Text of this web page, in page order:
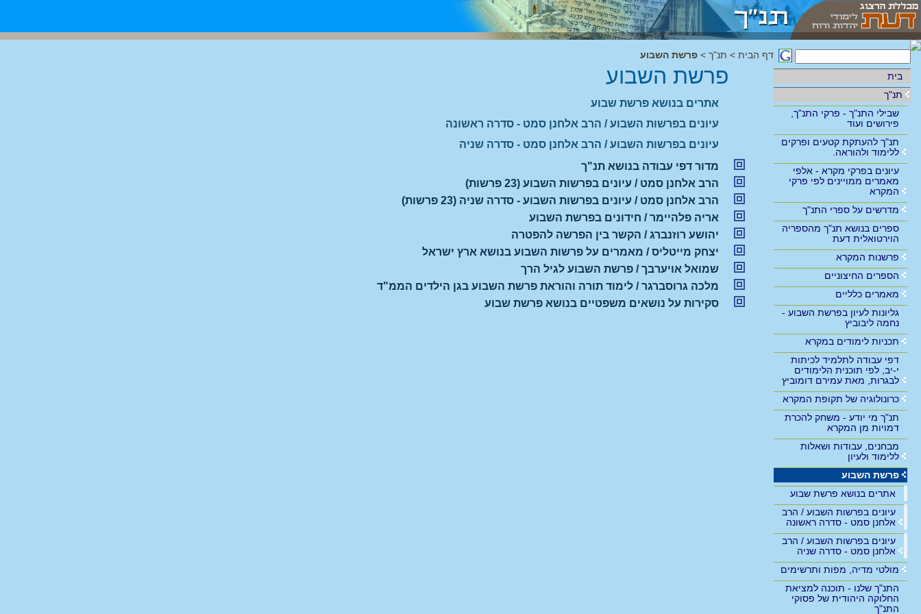
בית
תנ"ך
שבילי התנ"ך - פרקי התנ"ך,
פירושים ועוד
תנ"ך להעתקת קטעים ופרקים
ללימוד ולהוראה.
עיונים בפרקי מקרא - אלפי
מאמרים ממויינים לפי פרקי
המקרא
מדרשים על ספרי התנ"ך
ספרים בנושא תנ"ך מהספריה
הוירטואלית דעת
פרשנות המקרא
הספרים החיצוניים
מאמרים כלליים
גליונות לעיון בפרשת השבוע -
נחמה ליבוביץ
תכניות לימודים במקרא
דפי עבודה לתלמיד לכיתות
י-יב, לפי תוכנית הלימודים
לבגרות, מאת עמירם דומוביץ
כרונולוגיה של תקופת המקרא
תנ"ך מי יודע - משחק להכרת
דמויות מן המקרא
מבחנים, עבודות ושאלות
ללימוד ולעיון
פרשת השבוע
אתרים בנושא פרשת שבוע
עיונים בפרשות השבוע / הרב
אלחנן סמט - סדרה ראשונה
עיונים בפרשות השבוע / הרב
אלחנן סמט - סדרה שניה
מולטי מדיה, מפות ותרשימים
התנ"ך שלנו - תוכנה למציאת
החלוקה היהודית של פסוקי
התנ"ך
דף הבית > תנ"ך > פרשת השבוע
פרשת השבוע
אתרים בנושא פרשת שבוע
עיונים בפרשות השבוע / הרב אלחנן סמט - סדרה ראשונה
עיונים בפרשות השבוע / הרב אלחנן סמט - סדרה שניה
מדור דפי עבודה בנושא תנ"ך
הרב אלחנן סמט / עיונים בפרשות השבוע (23 פרשות)
הרב אלחנן סמט / עיונים בפרשות השבוע - סדרה שניה (23 פרשות)
אריה פלהיימר / חידונים בפרשת השבוע
יהושע רוזנברג / הקשר בין הפרשה להפטרה
יצחק מייטליס / מאמרים על פרשות השבוע בנושא ארץ ישראל
שמואל אויערבך / פרשת השבוע לגיל הרך
מלכה גרוסברגר / לימוד תורה והוראת פרשת השבוע בגן הילדים הממ"ד
סקירות על נושאים משפטיים בנושא פרשת שבוע